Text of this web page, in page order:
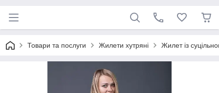
Товари та послуги Жилети хутряні Жилет із